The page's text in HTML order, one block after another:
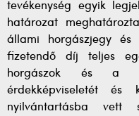
tevékenység egyik
határozat
állami horgászjegy és
fizetendő díj teljes
horgászok és a
érdekképviseletét és
nyilvántartásba vett